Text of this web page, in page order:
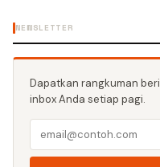
NEWSLETTER
Dapatkan rangkuman
inbox Anda setiap pagi.